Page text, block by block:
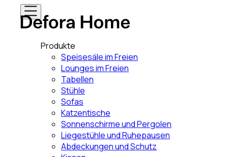
Produkte
Speisesäle im Freien
Lounges im Freien
Tabellen
Stühle
Sofas
Katzentische
Sonnenschirme und Pergolen
Liegestühle und Ruhepausen
Abdeckungen und Schutz